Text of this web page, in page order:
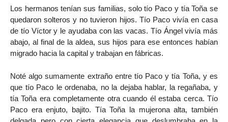
Los hermanos tenían sus familias, solo tío Paco y tía Toña se
quedaron solteros y no tuvieron hijos. Tío Paco vivía en casa
de tío Víctor y le ayudaba con las vacas. Tío Ángel vivía más
abajo, al final de la aldea, sus hijos para ese entonces habían
migrado hacia la capital y trabajan en fábricas.
Noté algo sumamente extraño entre tío Paco y tía Toña, y es
que tío Paco le ordenaba, no la dejaba hablar, la regañaba, y
tía Toña era completamente otra cuando él estaba cerca. Tío
Paco era enjuto, bajito. Tía Toña la mujerona alta, también